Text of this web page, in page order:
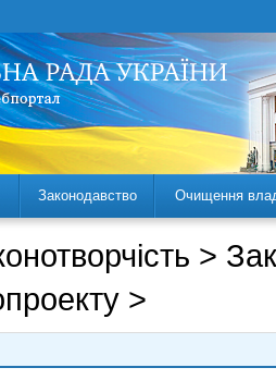
Законодавство Очищення
>
>